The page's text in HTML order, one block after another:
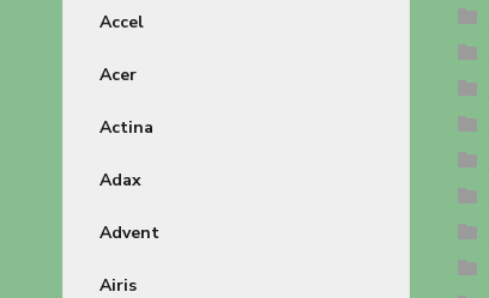
Accel
Acer
Actina
Adax
Advent
Airis